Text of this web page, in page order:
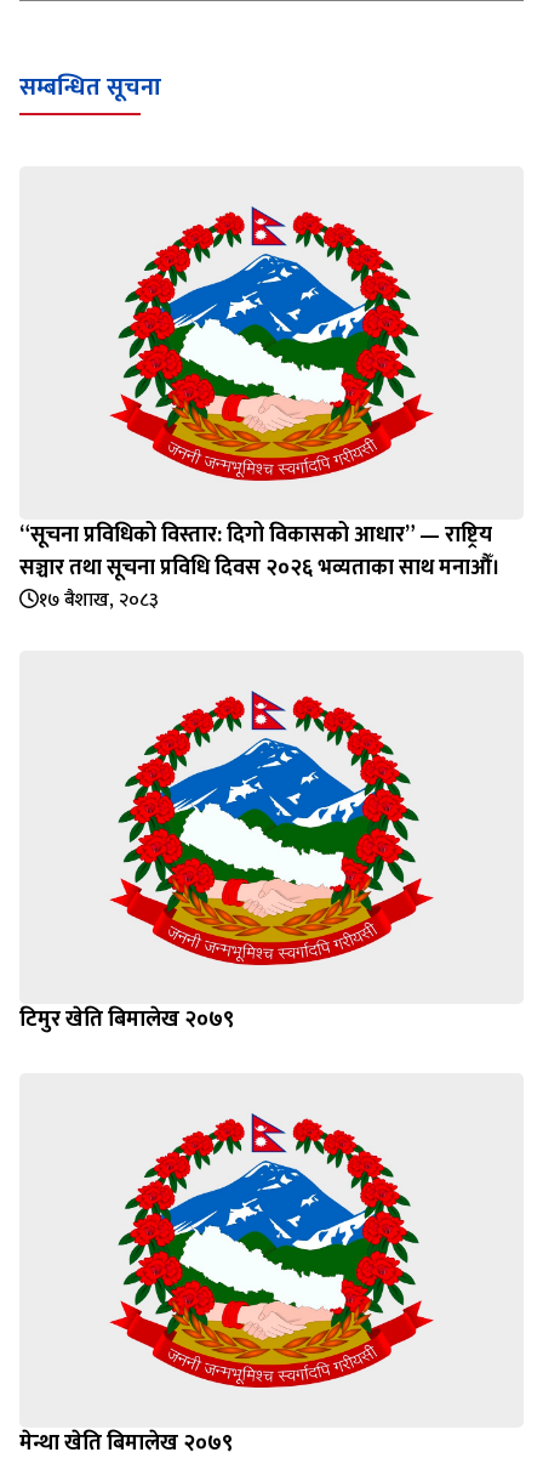
सम्बन्धित सूचना
“सूचना प्रविधिको विस्तार: दिगो विकासको आधार” — राष्ट्रिय
सञ्चार तथा सूचना प्रविधि दिवस २०२६ भव्यताका साथ मनाऔँ।
१७ बैशाख, २०८३
टिमुर खेति बिमालेख २०७९
मेन्था खेति बिमालेख २०७९